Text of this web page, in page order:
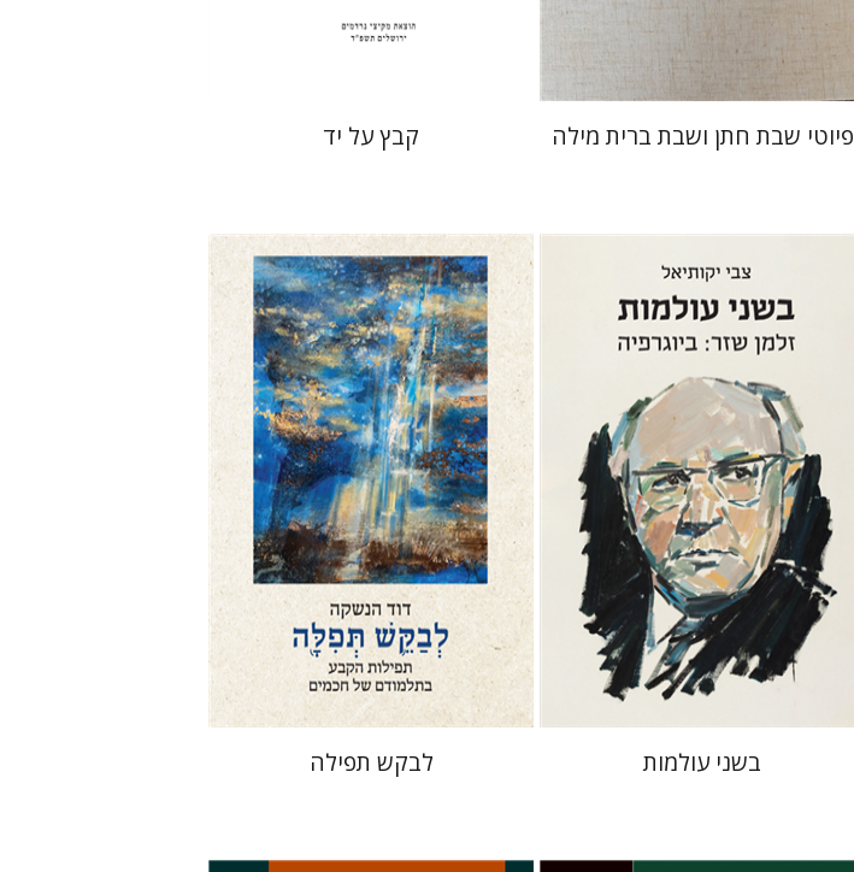
פיוטי שבת חתן ושבת ברית מילה
$34
$31
קבץ על יד
צבי יקותיאל
הנחת אתר ספר מודפס
$35
$32
בשני עולמות
דוד הנשקה
הנחת אתר ספר מודפס
$85
$76
לבקש תפילה